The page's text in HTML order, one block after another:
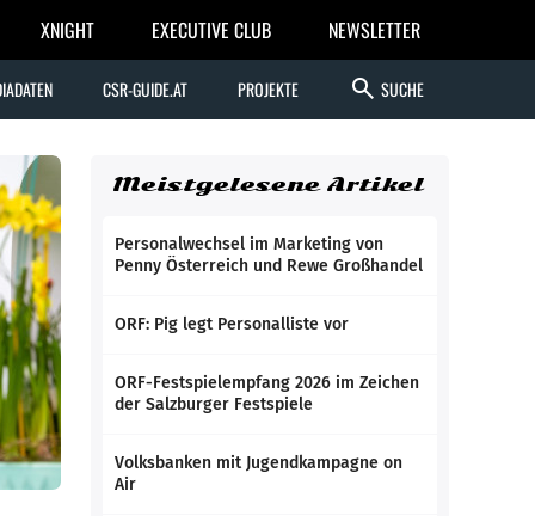
XNIGHT EXECUTIVE CLUB NEWSLETTER
CSR-GUIDE.AT PROJEKTE search SUCHE
Meistgelesene Artikel
Personalwechsel im Marketing von
Penny Österreich und Rewe Großhandel
ORF: Pig legt Personalliste vor
ORF-Festspielempfang 2026 im Zeichen
der Salzburger Festspiele
Volksbanken mit Jugendkampagne on
Air